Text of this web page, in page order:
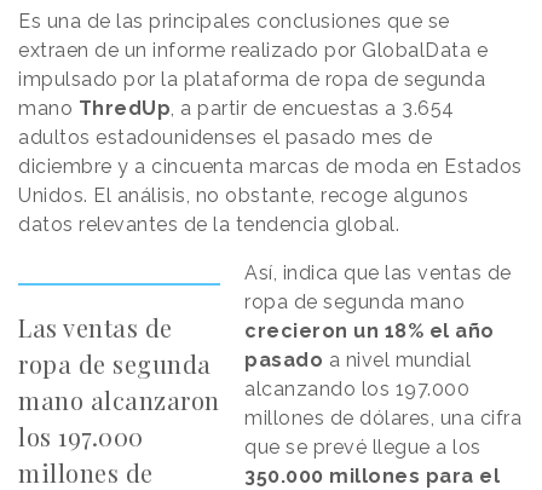
Es una de las principales conclusiones que se
extraen de un informe realizado por GlobalData e
impulsado por la plataforma de ropa de segunda
mano ThredUp , a partir de encuestas a 3.654
adultos estadounidenses el pasado mes de
diciembre y a cincuenta marcas de moda en Estados
Unidos. El análisis, no obstante, recoge algunos
datos relevantes de la tendencia global.
Las ventas de
ropa de segunda
mano alcanzaron
los 197.000
millones de
Así, indica que las ventas de
ropa de segunda mano
crecieron un 18% el año
pasado a nivel mundial
alcanzando los 197.000
millones de dólares, una cifra
que se prevé llegue a los
350.000 millones para el